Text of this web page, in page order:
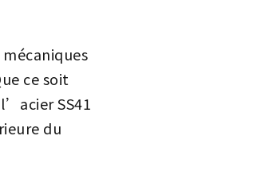
ce soit
SS41
du